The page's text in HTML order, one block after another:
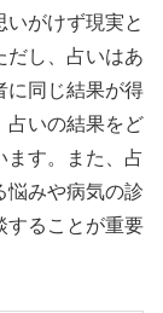
がけず現実と
だし、占いはあ
に同じ結果が得
占いの結果をど
ます。また、占
悩みや病気の診
することが重要